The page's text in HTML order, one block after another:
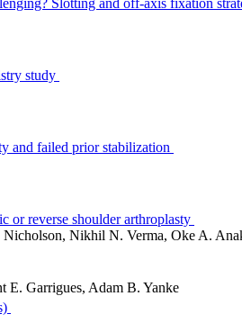
study
and failed prior stabilization
or reverse shoulder arthroplasty
Nikhil N. Verma, Oke A.
E. Garrigues, Adam B. Yanke